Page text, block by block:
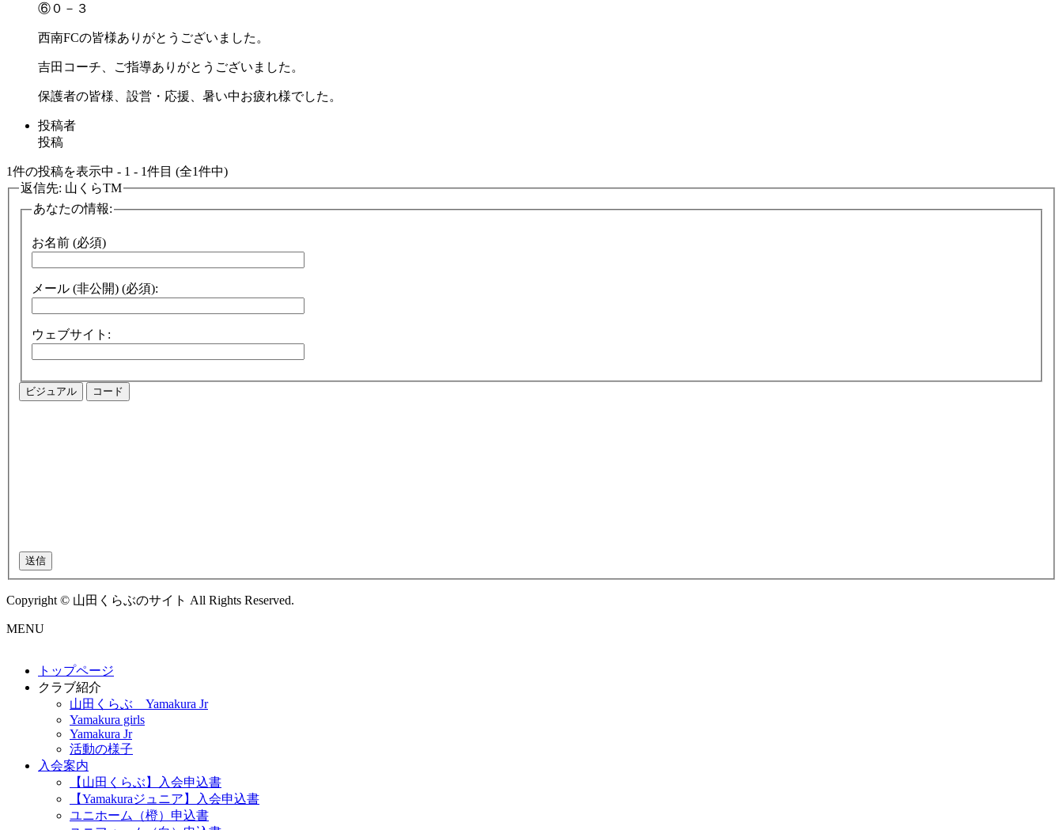
⑥０－３
西南FCの皆様ありがとうございました。
吉田コーチ、ご指導ありがとうございました。
保護者の皆様、設営・応援、暑い中お疲れ様でした。
投稿者
投稿
1件の投稿を表示中 - 1 - 1件目 (全1件中)
返信先: 山くらTM
あなたの情報:
お名前 (必須)
メール (非公開) (必須):
ウェブサイト:
ビジュアル コード
送信
Copyright © 山田くらぶのサイト All Rights Reserved.
MENU
トップページ
クラブ紹介
山田くらぶ Yamakura Jr
Yamakura girls
Yamakura Jr
活動の様子
入会案内
【山田くらぶ】入会申込書
【Yamakuraジュニア】入会申込書
ユニホーム（橙）申込書